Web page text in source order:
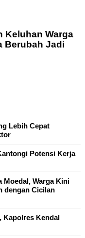
Keluhan Warga
Berubah Jadi
Lebih Cepat
Potensi Kerja
Moedal, Warga Kini
dengan Cicilan
Kapolres Kendal